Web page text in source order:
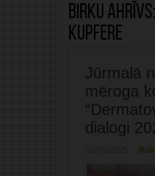
Birku ahrīvs:
Kupfere
Jūrmalā
mēroga
dialogi